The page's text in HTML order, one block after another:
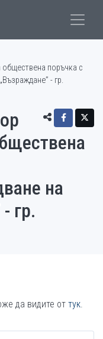
поръчка с
- гр.
на
гр.
да видите от тук.